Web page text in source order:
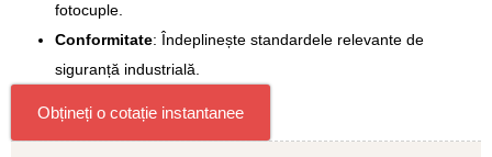
fotocuple.
Conformitate: Îndeplinește standardele relevante de
siguranță industrială.
Obțineți o cotație instantanee